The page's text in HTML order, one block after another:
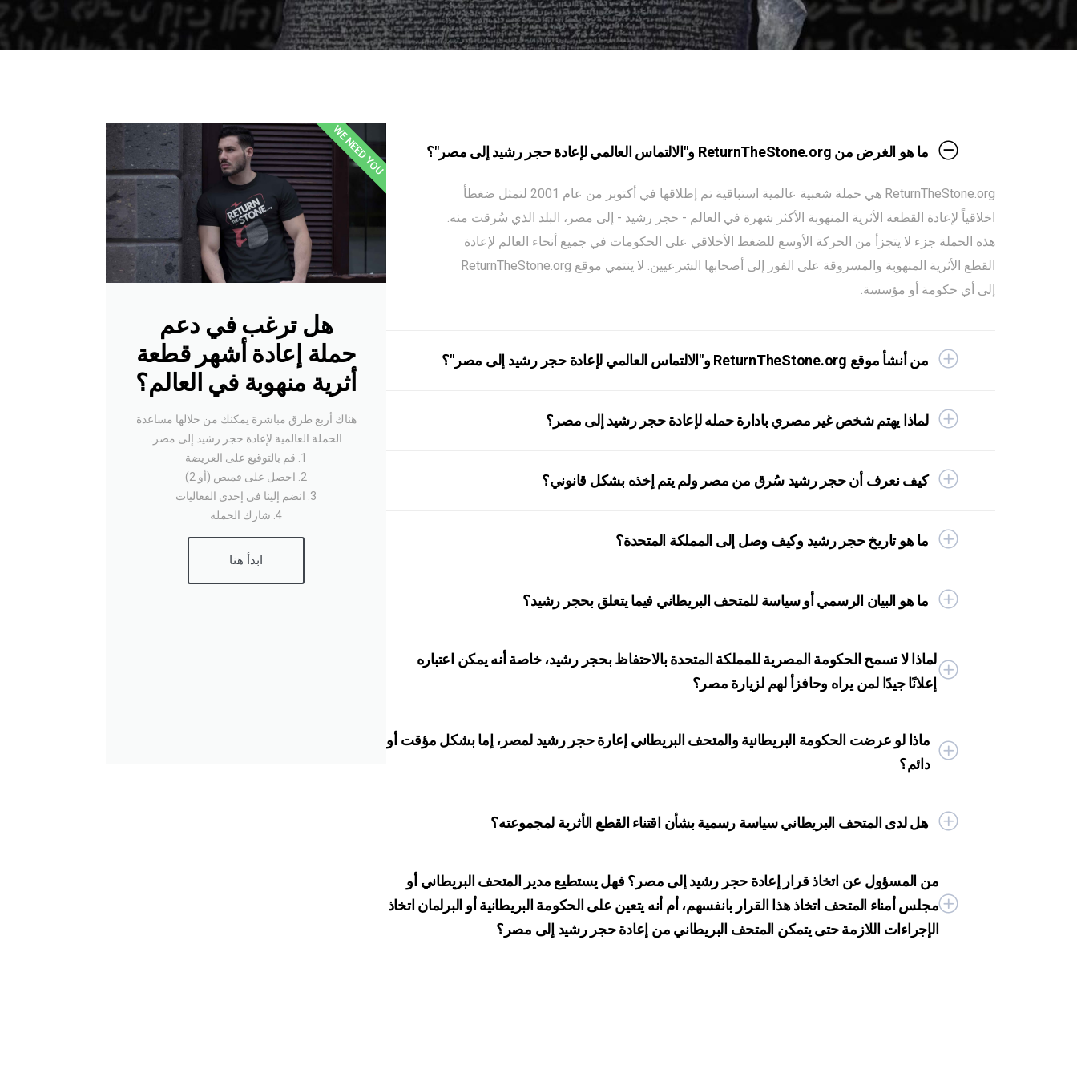
ما هو الغرض من ReturnTheStone.org و"الالتماس العالمي لإعادة حجر رشيد إلى مصر"؟
ReturnTheStone.org هي حملة شعبية عالمية استباقية تم إطلاقها في أكتوبر من عام 2001 لتمثل ضغطأ
اخلاقياً لإعادة القطعة الأثرية المنهوبة الأكثر شهرة في العالم - حجر رشيد - إلى مصر، البلد الذي سُرقت منه.
هذه الحملة جزء لا يتجزأ من الحركة الأوسع للضغط الأخلاقي على الحكومات في جميع أنحاء العالم لإعادة
القطع الأثرية المنهوبة والمسروقة على الفور إلى أصحابها الشرعيين. لا ينتمي موقع ReturnTheStone.org
إلى أي حكومة أو مؤسسة.
من أنشأ موقع ReturnTheStone.org و"الالتماس العالمي لإعادة حجر رشيد إلى مصر"؟
لماذا يهتم شخص غير مصري بادارة حمله لإعادة حجر رشيد إلى مصر؟
كيف نعرف أن حجر رشيد سُرق من مصر ولم يتم إخذه بشكل قانوني؟
ما هو تاريخ حجر رشيد وكيف وصل إلى المملكة المتحدة؟
ما هو البيان الرسمي أو سياسة للمتحف البريطاني فيما يتعلق بحجر رشيد؟
لماذا لا تسمح الحكومة المصرية للمملكة المتحدة بالاحتفاظ بحجر رشيد، خاصة أنه يمكن اعتباره
إعلانًا جيدًا لمن يراه وحافزأ لهم لزيارة مصر؟
ماذا لو عرضت الحكومة البريطانية والمتحف البريطاني إعارة حجر رشيد لمصر، إما بشكل مؤقت أو
دائم؟
هل لدى المتحف البريطاني سياسة رسمية بشأن اقتناء القطع الأثرية لمجموعته؟
من المسؤول عن اتخاذ قرار إعادة حجر رشيد إلى مصر؟ فهل يستطيع مدير المتحف البريطاني أو
مجلس أمناء المتحف اتخاذ هذا القرار بانفسهم، أم أنه يتعين على الحكومة البريطانية أو البرلمان اتخاذ
الإجراءات اللازمة حتى يتمكن المتحف البريطاني من إعادة حجر رشيد إلى مصر؟
هل ترغب في دعم
حملة إعادة أشهر قطعة
أثرية منهوبة في العالم؟
هناك أربع طرق مباشرة يمكنك من خلالها مساعدة
الحملة العالمية لإعادة حجر رشيد إلى مصر.
1. قم بالتوقيع على العريضة
2. احصل على قميص (أو 2)
3. انضم إلينا في إحدى الفعاليات
4. شارك الحملة
ابدأ هنا
WE NEED YOU